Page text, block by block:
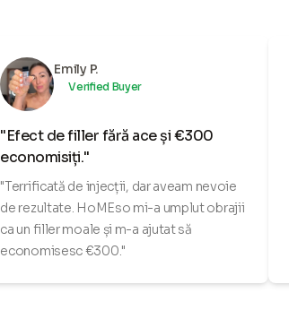
Emily P.
Verified Buyer
"Efect de filler fără ace și €300
economisiți."
"Terrificată de injecții, dar aveam nevoie
de rezultate. HoMEso mi-a umplut obrajii
ca un filler moale și m-a ajutat să
economisesc €300."